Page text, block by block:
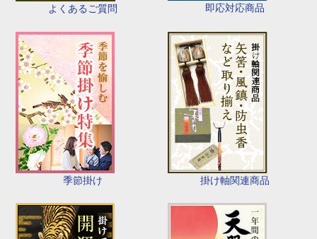
よくあるご質問 即応対応商品
季節掛け 掛け軸関連商品